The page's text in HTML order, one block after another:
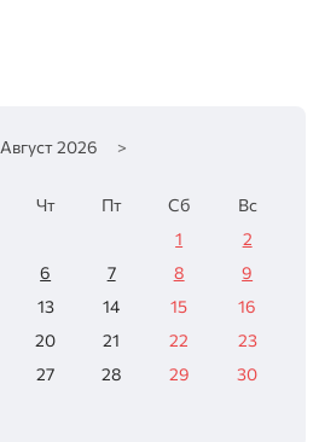
Август 2026 >
Чт Пт Сб
Вс
1
2
6 7 8
9
13 14 15
16
20 21 22
23
27 28 29
30